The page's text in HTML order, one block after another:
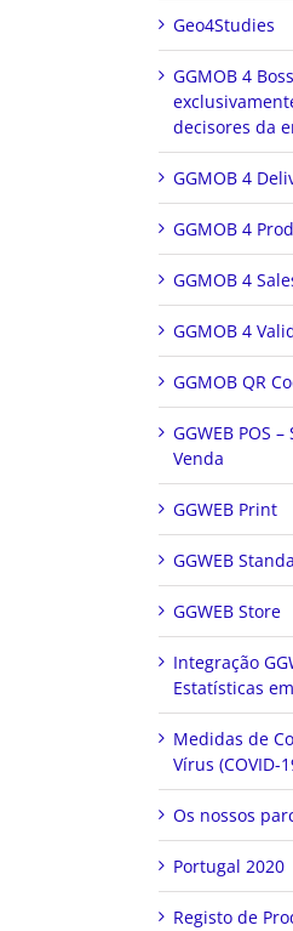
Geo4Studies
GGMOB 4
decisores da
GGMOB 4
GGMOB 4
GGMOB 4
GGMOB 4
GGMOB QR
GGWEB POS
Venda
GGWEB Print
GGWEB
GGWEB Store
Integração
Estatísticas
Medidas de
Vírus (COVID-
Os nossos
Portugal 2020
Registo de